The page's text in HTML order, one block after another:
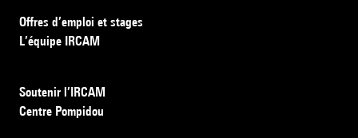
Offres d’emploi et stages
L’équipe IRCAM
Soutenir l’IRCAM
Centre Pompidou